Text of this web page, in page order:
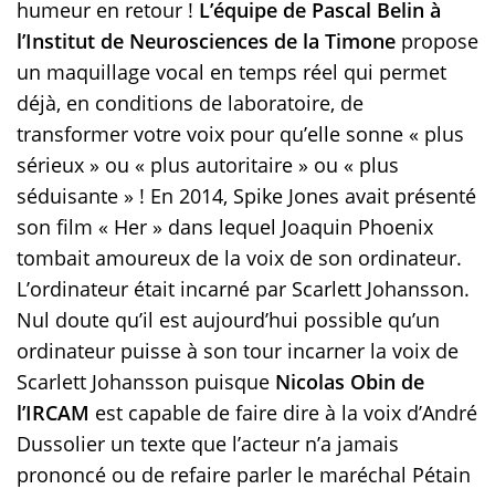
humeur en retour ! L’équipe de Pascal Belin à
l’Institut de Neurosciences de la Timone propose
un maquillage vocal en temps réel qui permet
déjà, en conditions de laboratoire, de
transformer votre voix pour qu’elle sonne « plus
sérieux » ou « plus autoritaire » ou « plus
séduisante » ! En 2014, Spike Jones avait présenté
son film « Her » dans lequel Joaquin Phoenix
tombait amoureux de la voix de son ordinateur.
L’ordinateur était incarné par Scarlett Johansson.
Nul doute qu’il est aujourd’hui possible qu’un
ordinateur puisse à son tour incarner la voix de
Scarlett Johansson puisque Nicolas Obin de
l’IRCAM est capable de faire dire à la voix d’André
Dussolier un texte que l’acteur n’a jamais
prononcé ou de refaire parler le maréchal Pétain